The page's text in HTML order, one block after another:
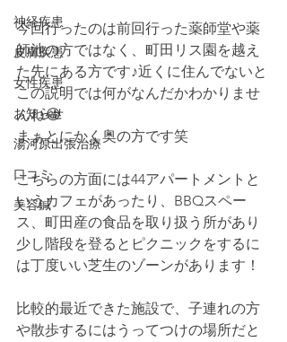
神経疾患
皮膚疾患
女性疾患
お知らせ
湯河原出張治療
口コミ
美容鍼
今回行ったのは前回行った薬師堂や薬
師池の方ではなく、町田リス園を越え
た先にある方です♪近くに住んでないと
この説明では何がなんだかわかりませ
んね😂
まぁとにかく奥の方です笑
こちらの方面には44アパートメントと
いうカフェがあったり、BBQスペー
ス、町田産の食品を取り扱う所があり
少し階段を登るとピクニックをするに
は丁度いい芝生のゾーンがあります！
比較的最近できた施設で、子連れの方
や散歩するにはうってつけの場所だと